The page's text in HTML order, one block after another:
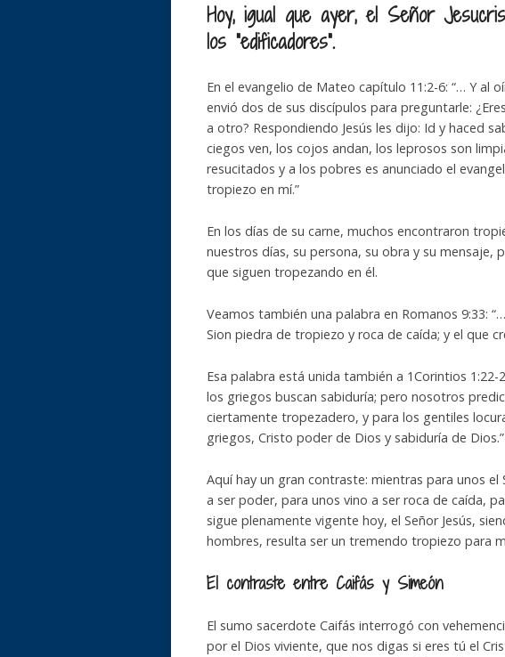
Hoy, igual que ayer, el Señor
los “edificadores”.
En el evangelio de Mateo capítulo 11:2-6: “… Y al
envió dos de sus discípulos para preguntarle:
a otro? Respondiendo Jesús les dijo: Id y haced
ciegos ven, los cojos andan, los leprosos son
resucitados y a los pobres es anunciado el
tropiezo en mí.”
En los días de su carne, muchos encontraron
nuestros días, su persona, su obra y su mensaje,
que siguen tropezando en él.
Veamos también una palabra en Romanos 9:33:
Sion piedra de tropiezo y roca de caída; y el que
Esa palabra está unida también a 1Corintios
los griegos buscan sabiduría; pero nosotros
ciertamente tropezadero, y para los gentiles
griegos, Cristo poder de Dios y sabiduría de Dios.”
Aquí hay un gran contraste: mientras para unos
a ser poder, para unos vino a ser roca de caída,
sigue plenamente vigente hoy, el Señor Jesús,
hombres, resulta ser un tremendo tropiezo para
El contraste entre Caifás y Simeón
El sumo sacerdote Caifás interrogó con
por el Dios viviente, que nos digas si eres tú el